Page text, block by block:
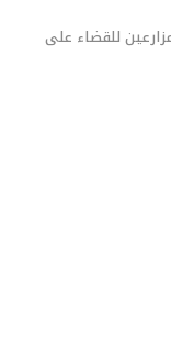
للقضاء على